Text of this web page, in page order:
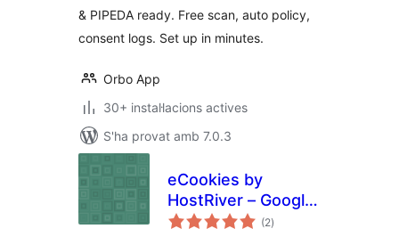
& PIPEDA ready. Free scan, auto policy,
consent logs. Set up in minutes.
Orbo App
30+ instal·lacions actives
S'ha provat amb 7.0.3
eCookies by
HostRiver – Google
Consent Mode v2
(2puntuacions
totals
)